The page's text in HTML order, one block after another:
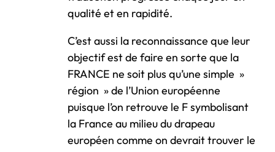
qualité et en rapidité.
C’est aussi la reconnaissance que leur
objectif est de faire en sorte que la
FRANCE ne soit plus qu’une simple »
région » de l’Union européenne
puisque l’on retrouve le F symbolisant
la France au milieu du drapeau
européen comme on devrait trouver le